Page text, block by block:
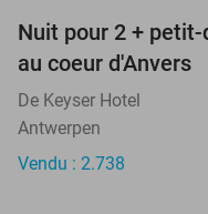
Nuit pour 2 +
au coeur d'Anvers
De Keyser Hotel
Antwerpen
Vendu : 2.738